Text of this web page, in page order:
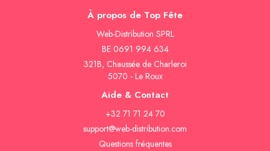
À propos de Top Fête
Web-Distribution SPRL
BE 0691 994 634
321B, Chaussée de Charleroi
5070 - Le Roux
Aide & Contact
+32 71 71 24 70
support@web-distribution.com
Questions fréquentes